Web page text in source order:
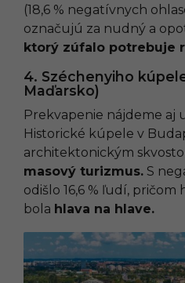
(18,6 % negatívnych
označujú za nudný a
ktorý zúfalo potrebuje
4. Széchenyiho
Maďarsko)
Prekvapenie nájdeme aj
Historické kúpele v
architektonickým
masový turizmus. S
odišlo 16,6 % ľudí,
bola hlava na hlave.